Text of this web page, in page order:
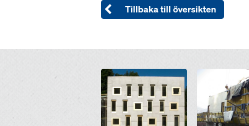
Tillbaka till översikten
Open